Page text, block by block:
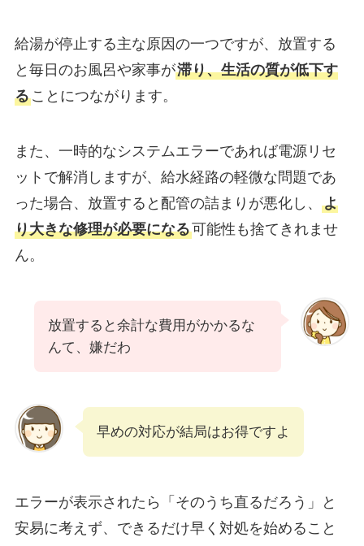
給湯が停止する主な原因の一つですが、放置する
と毎日のお風呂や家事が滞り、生活の質が低下す
ることにつながります。
また、一時的なシステムエラーであれば電源リセ
ットで解消しますが、給水経路の軽微な問題であ
った場合、放置すると配管の詰まりが悪化し、 よ
り大きな修理が必要になる可能性も捨てきれませ
ん。
放置すると余計な費用がかかるな
んて、嫌だわ
早めの対応が結局はお得ですよ
エラーが表示されたら「そのうち直るだろう」と
安易に考えず、できるだけ早く対処を始めること